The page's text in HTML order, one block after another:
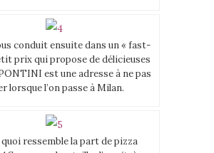
conduit ensuite dans un « fast-
prix qui propose de délicieuses
est une adresse à ne pas
lorsque l’on passe à Milan.
quoi ressemble la part de pizza